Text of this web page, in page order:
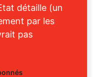
détaille (un
par les
pas